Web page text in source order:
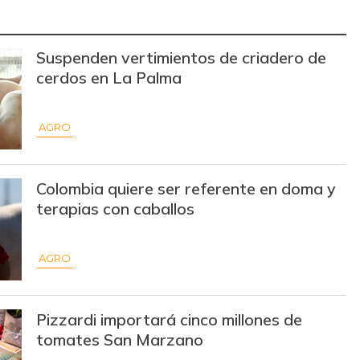
$ 2.914,00 -$ 382,00
$ 1.750,00 +$ 130,00 +8,02%
$ 35.010,00
$ 2.100,00
$ 9.111,00 -
Suspenden vertimientos de criadero de
cerdos en La Palma
AGRO
Colombia quiere ser referente en doma y
terapias con caballos
AGRO
Pizzardi importará cinco millones de
tomates San Marzano